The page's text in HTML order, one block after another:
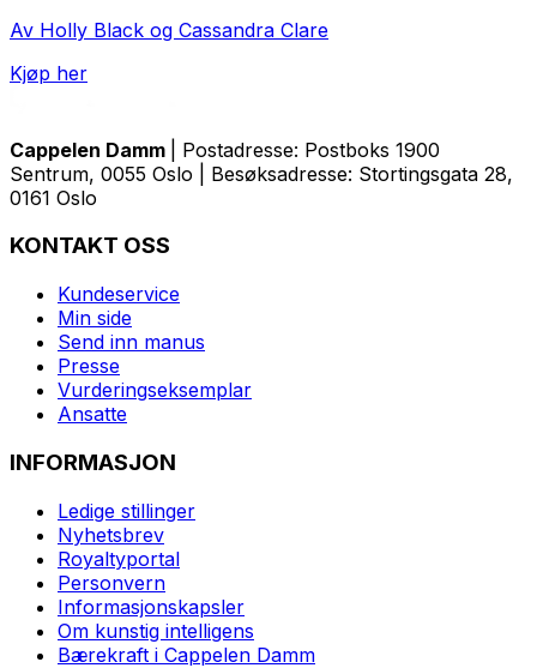
Av Holly Black og Cassandra Clare
Kjøp her
Cappelen Damm
| Postadresse: Postboks 1900
Sentrum, 0055 Oslo | Besøksadresse: Stortingsgata 28,
0161 Oslo
KONTAKT OSS
Kundeservice
Min side
Send inn manus
Presse
Vurderingseksemplar
Ansatte
INFORMASJON
Ledige stillinger
Nyhetsbrev
Royaltyportal
Personvern
Informasjonskapsler
Om kunstig intelligens
Bærekraft i Cappelen Damm